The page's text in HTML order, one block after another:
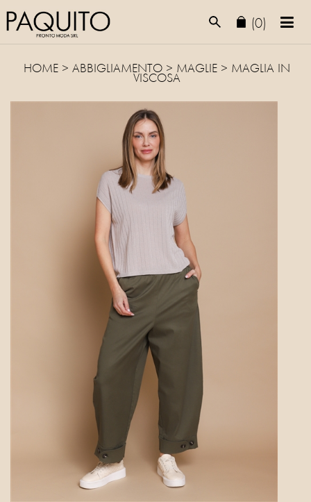
(0)
HOME > ABBIGLIAMENTO> MAGLIE> MAGLIA IN
VISCOSA